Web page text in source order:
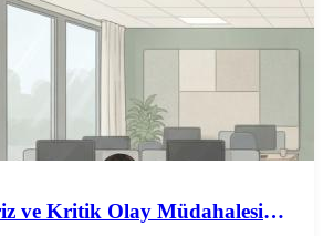
ve Kritik Olay Müdahalesi